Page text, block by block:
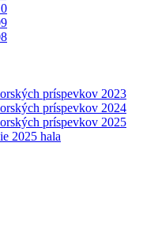
príspevkov 2023
príspevkov 2024
príspevkov 2025
2025 hala